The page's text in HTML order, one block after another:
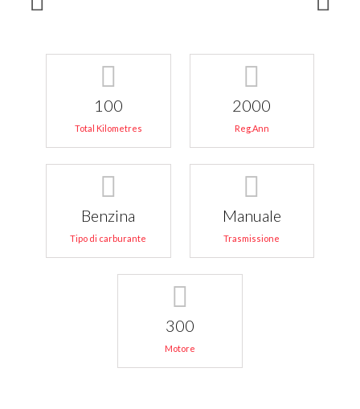
100
Total Kilometres
2000
Reg.Ann
Benzina
Tipo di carburante
Manuale
Trasmissione
300
Motore